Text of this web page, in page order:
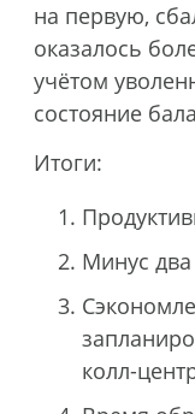
на первую,
оказалось
учётом
состояние
Итоги:
Минус
колл-